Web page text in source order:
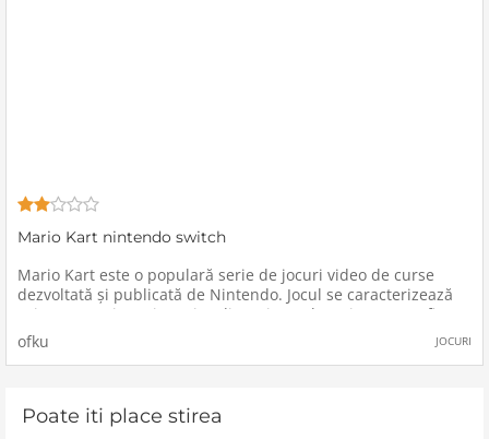
Mario Kart nintendo switch
Mario Kart este o populară serie de jocuri video de curse
dezvoltată și publicată de Nintendo. Jocul se caracterizează
prin personaje carismatice din universul Mario, cum ar fi
Mario, Luigi, Princess Peach și alții, care concurează în curse
ofku JOCURI
Poate iti place stirea